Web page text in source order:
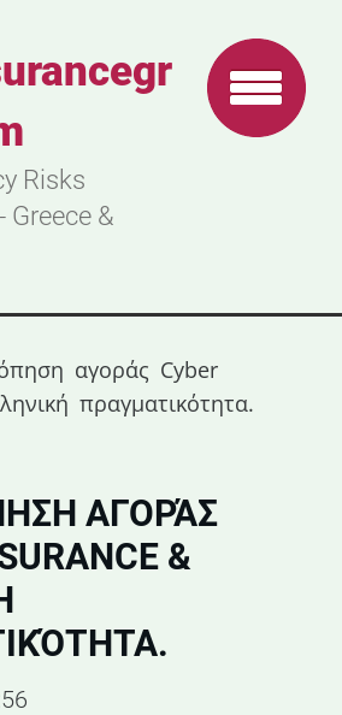
Risks
Greece &
αγοράς Cyber
πραγματικότητα.
ΑΓΟΡΆΣ
&